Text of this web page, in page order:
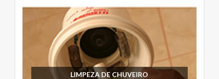
LIMPEZA DE CHUVEIRO